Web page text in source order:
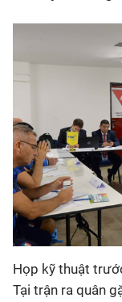
Họp kỹ thuật
Tại trận ra quân